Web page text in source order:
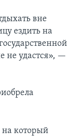
вне
ездить на
не удастся», —
который